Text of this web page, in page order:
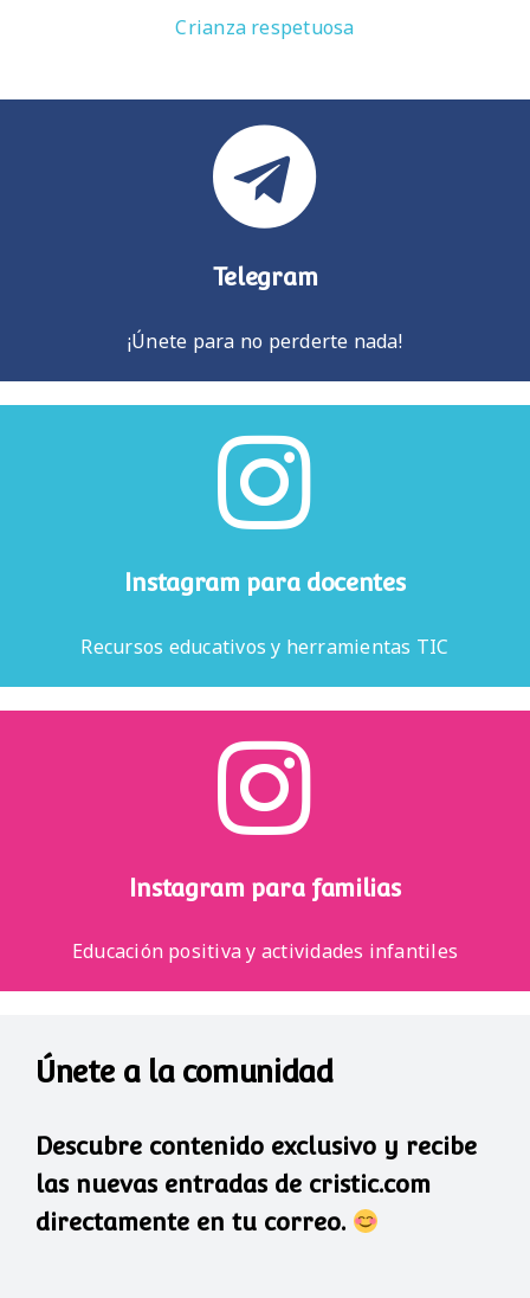
Crianza respetuosa
Telegram
¡Únete para no perderte nada!
Instagram para docentes
Recursos educativos y herramientas TIC
Instagram para familias
Educación positiva y actividades infantiles
Únete a la comunidad
Descubre contenido exclusivo y recibe
las nuevas entradas de cristic.com
directamente en tu correo.